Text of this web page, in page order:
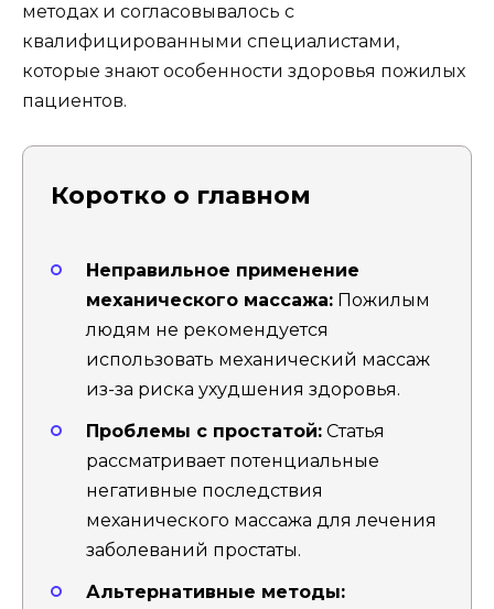
методах и согласовывалось с
квалифицированными специалистами,
которые знают особенности здоровья пожилых
пациентов.
Коротко о главном
Неправильное применение
механического массажа: Пожилым
людям не рекомендуется
использовать механический массаж
из-за риска ухудшения здоровья.
Проблемы с простатой: Статья
рассматривает потенциальные
негативные последствия
механического массажа для лечения
заболеваний простаты.
Альтернативные методы: